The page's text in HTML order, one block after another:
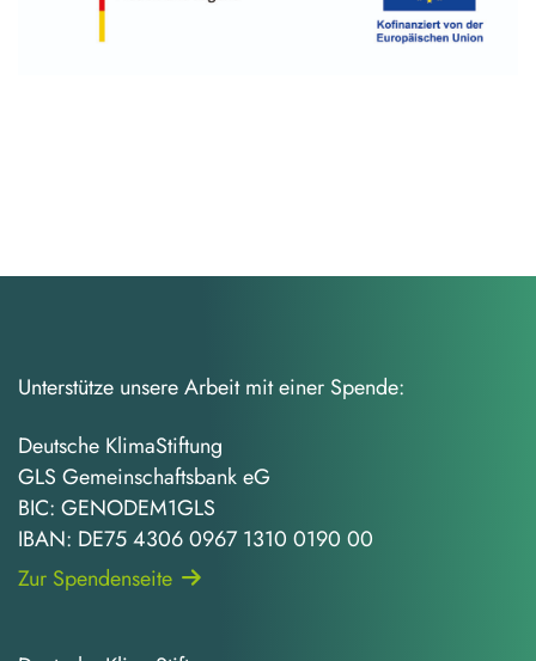
Unterstütze unsere Arbeit mit einer Spende:
Deutsche KlimaStiftung
GLS Gemeinschaftsbank eG
BIC: GENODEM1GLS
IBAN: DE75 4306 0967 1310 0190 00
Zur Spendenseite